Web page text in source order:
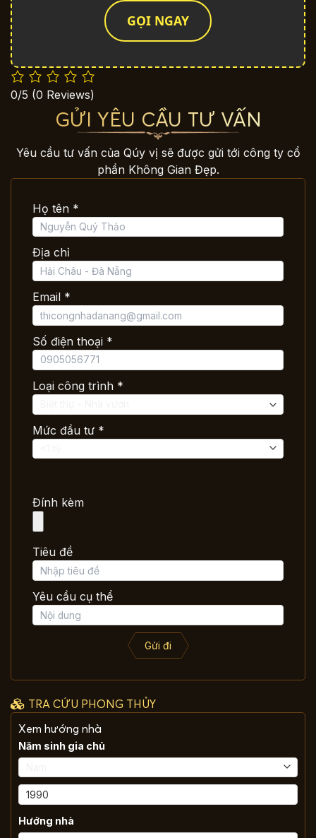
GỌI NGAY
0/5 (0 Reviews)
GỬI YÊU CẦU TƯ VẤN
Yêu cầu tư vấn của Qúy vị sẽ được gửi tới công ty cổ
phần Không Gian Đẹp.
Họ tên *
Địa chỉ
Email *
Số điện thoại *
Loại công trình *
Mức đầu tư *
Đính kèm
Tiêu đề
Yêu cầu cụ thể
Gửi đi
TRA CỨU PHONG THỦY
Xem hướng nhà
Năm sinh gia chủ
Hướng nhà